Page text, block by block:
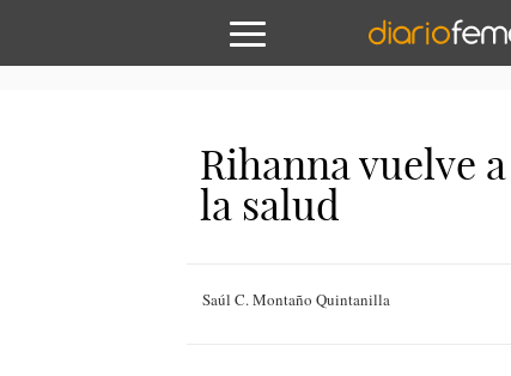
Rihanna vuelve
la salud
Saúl C. Montaño Quintanilla